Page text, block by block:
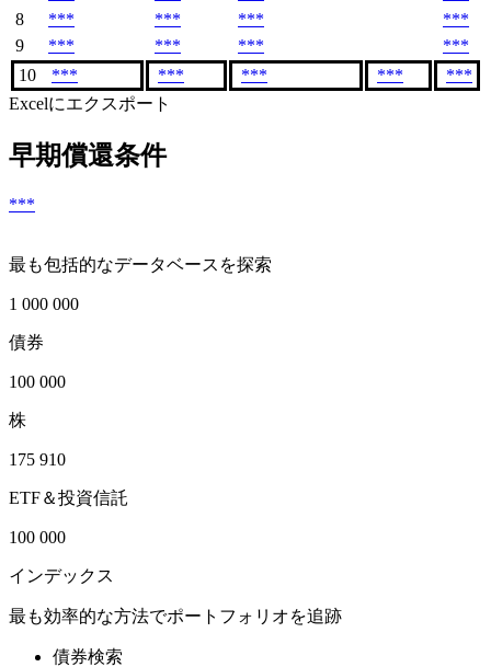
8
*** *** ***
***
9
*** *** ***
***
10
*** *** *** ***
***
Excelにエクスポート
早期償還条件
***
最も包括的なデータベースを探索
1 000 000
債券
100 000
株
175 910
ETF＆投資信託
100 000
インデックス
最も効率的な方法でポートフォリオを追跡
債券検索